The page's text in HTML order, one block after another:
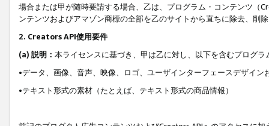
場合または甲が随時要請する場合、乙は、プログラム・コンテンツ（
ンテンツおよびアマゾン商標の全部を乙のサイトから直ちに除去、削
2. Creators API使用要件
(a) 説明： 本ライセンスに基づき、甲は乙に対し、以下を含むプログ
•データ、画像、音声、映像、ロゴ、ユーザインターフェースデザイ
•テキスト形式の素材（たとえば、テキスト形式の商品情報）